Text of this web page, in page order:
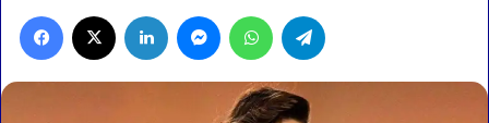
Facebook LinkedIn MessengerWhatsApp